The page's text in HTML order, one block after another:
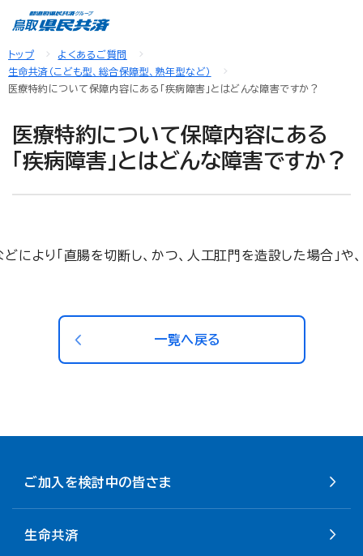
トップ
よくあるご質問
生命共済（こども型、総合保障型、熟年型など）
医療特約について保障内容にある「疾病障害」とはどんな障害ですか？
医療特約について保障内容にある
「疾病障害」とはどんな障害ですか？
り「直腸を切断し、かつ、人工肛門を造設した場合」
一覧へ戻る
ご加入を検討中の皆さま
生命共済